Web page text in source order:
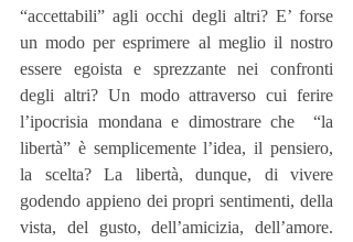
“accettabili” agli occhi degli altri? E’ forse
un modo per esprimere al meglio il nostro
essere egoista e sprezzante nei confronti
degli altri? Un modo attraverso cui ferire
l’ipocrisia mondana e dimostrare che  “la
libertà” è semplicemente l’idea, il pensiero,
la scelta? La libertà, dunque, di vivere
godendo appieno dei propri sentimenti, della
vista, del gusto, dell’amicizia, dell’amore.